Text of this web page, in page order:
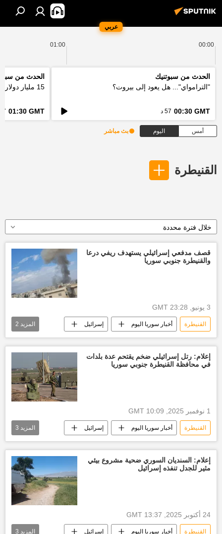
عربي
00:00
01:00
الحدث من سبوتنيك
"الترامواي"... هل يعود إلى بيروت؟
00:30 GMT 57 د
الحدث من
15 مليار دولار... كيف ستعالج اوروبا فاتورة الحرائق؟
01:30 GMT
57
أمس اليوم بث مباشر
القنيطرة
خلال فترة محددة
قصف مدفعي إسرائيلي يستهدف ريفي درعا
والقنيطرة جنوبي سوريا
3 يونيو, 23:28 GMT
القنيطرة أخبار سوريا اليوم إسرائيل
أخبار إسرائيل اليوم درعا
المزيد 2
إعلام: رتل إسرائيلي ضخم يقتحم عدة بلدات
في محافظة القنيطرة جنوبي سوريا
1 نوفمبر 2025, 10:09 GMT
القنيطرة أخبار سوريا اليوم إسرائيل
القنيطرة جنوب سوريا توغل إسرائيلي
العالم العربي
المزيد 3
إعلام: السنديان السوري ضحية مشروع بيئي
مثير للجدل تنفذه إسرائيل
24 أكتوبر 2025, 13:37 GMT
القنيطرة أخبار سوريا اليوم إسرائيل المزيد 3